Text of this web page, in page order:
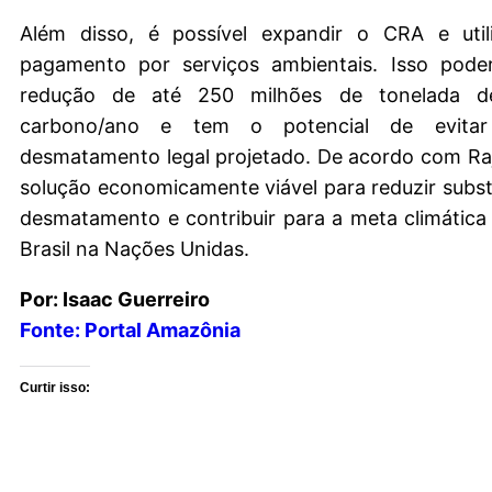
Além disso, é possível expandir o CRA e
pagamento por serviços ambientais. Isso
redução de até 250 milhões de tonelada
carbono/ano e tem o potencial de
desmatamento legal projetado. De acordo com
solução economicamente viável para reduzir
desmatamento e contribuir para a meta climática
Brasil na Nações Unidas.
Por: Isaac Guerreiro
Fonte: Portal Amazônia
Curtir isso: